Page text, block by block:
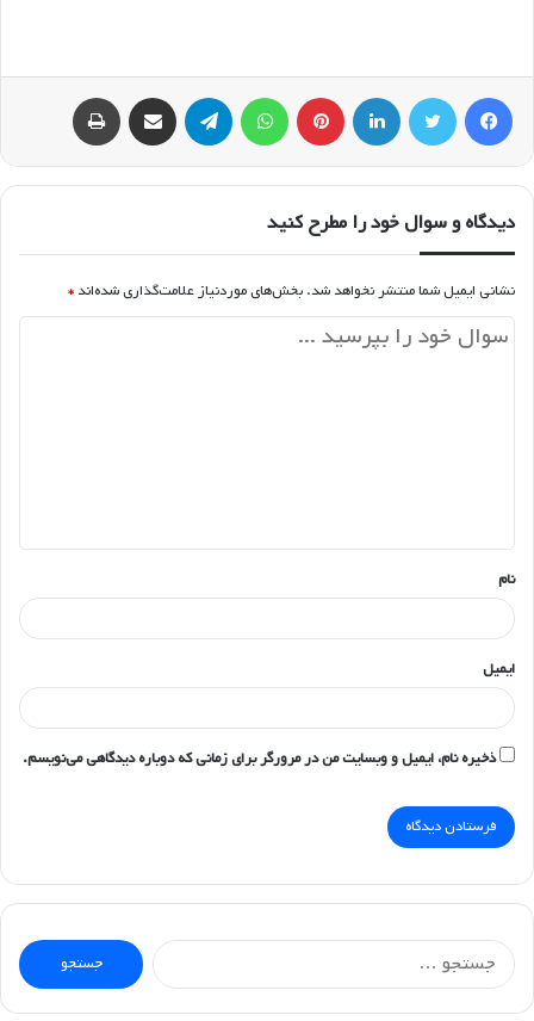
فیسبوک توییتر لینکداین پینتریست تلگرام اشتراک گذاری با ایمیل
دیدگاه و سوال خود را مطرح کنید
نشانی ایمیل شما منتشر نخواهد شد. بخش‌های موردنیاز علامت‌گذاری شده‌اند *
*
نام
ایمیل
ذخیره نام، ایمیل و وبسایت من در مرورگر برای زمانی که دوباره دیدگاهی می‌نویسم.
جستجو
برای: